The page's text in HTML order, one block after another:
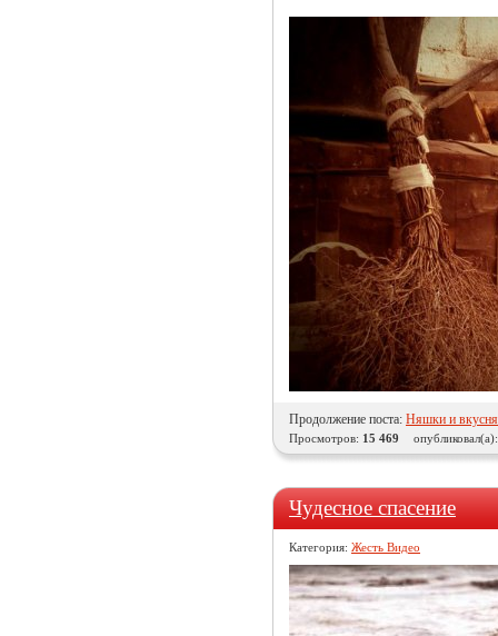
Продолжение поста: Няшки и
Просмотров: 15 469
Чудесное спасение
Категория: Жесть Видео